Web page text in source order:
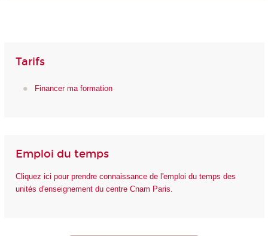
Tarifs
Financer ma formation
Emploi du temps
Cliquez ici pour prendre connaissance de l'emploi du temps des
unités d'enseignement du centre Cnam Paris.